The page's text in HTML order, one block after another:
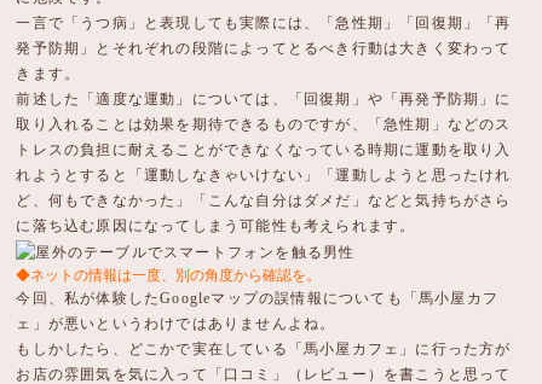
一言で「うつ病」と表現しても実際には、「急性期」「回復期」「再
発予防期」とそれぞれの段階によってとるべき行動は大きく変わって
きます。
前述した「適度な運動」については、「回復期」や「再発予防期」に
取り入れることは効果を期待できるものですが、「急性期」などのス
トレスの負担に耐えることができなくなっている時期に運動を取り入
れようとすると「運動しなきゃいけない」「運動しようと思ったけれ
ど、何もできなかった」「こんな自分はダメだ」などと気持ちがさら
に落ち込む原因になってしまう可能性も考えられます。
◆ネットの情報は一度、別の角度から確認を。
今回、私が体験したGoogleマップの誤情報についても「馬小屋カフ
ェ」が悪いというわけではありませんよね。
もしかしたら、どこかで実在している「馬小屋カフェ」に行った方が
お店の雰囲気を気に入って「口コミ」（レビュー）を書こうと思って